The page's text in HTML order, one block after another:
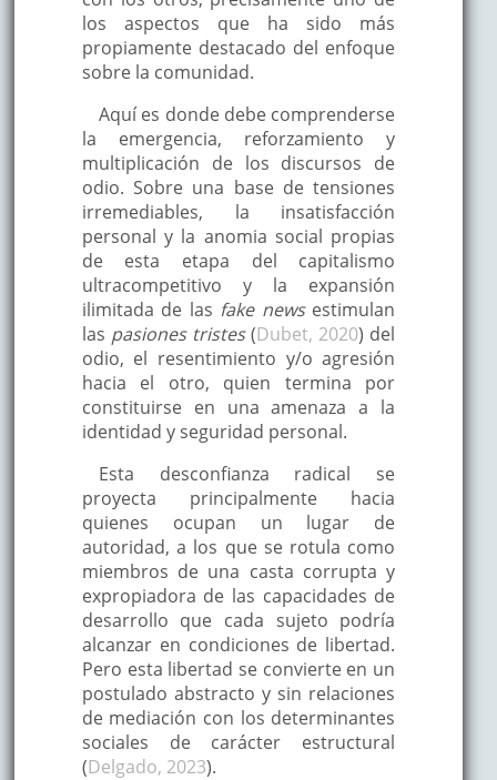
los aspectos que ha sido más
propiamente destacado del enfoque
sobre la comunidad.
Aquí es donde debe comprenderse
la emergencia, reforzamiento y
multiplicación de los discursos de
odio. Sobre una base de tensiones
irremediables, la insatisfacción
personal y la anomia social propias
de esta etapa del capitalismo
ultracompetitivo y la expansión
ilimitada de las fake newsestimulan
las pasiones tristes(Dubet, 2020) del
odio, el resentimiento y/o agresión
hacia el otro, quien termina por
constituirse en una amenaza a la
identidad y seguridad personal.
Esta desconfianza radical se
proyecta principalmente hacia
quienes ocupan un lugar de
autoridad, a los que se rotula como
miembros de una casta corrupta y
expropiadora de las capacidades de
desarrollo que cada sujeto podría
alcanzar en condiciones de libertad.
Pero esta libertad se convierte en un
postulado abstracto y sin relaciones
de mediación con los determinantes
sociales de carácter estructural
(Delgado, 2023).